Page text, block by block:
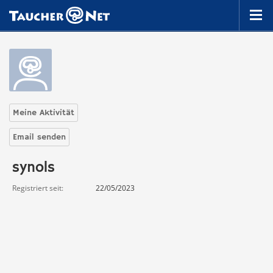
Meine Aktivität
Email senden
synols
Registriert seit 22/05/2023